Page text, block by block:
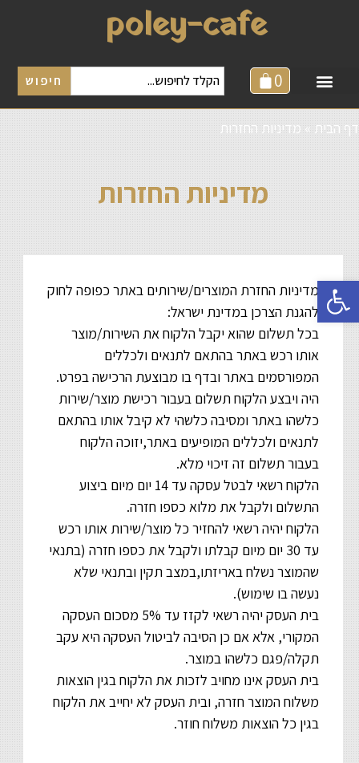
פתח סרגל נגישות
poley-cafe
0 חיפוש
דף הבית » מדיניות החזרות
מדיניות החזרות
מדיניות החזרת המוצרים/שירותים באתר כפופה לחוק
להגנת הצרכן במדינת ישראל:
בכל תשלום שהוא יקבל הלקוח את השירות/מוצר
אותו רכש באתר בהתאם לתנאים ולכללים
המפורסמים באתר ובדף בו מבוצעת הרכישה בפרט.
היה ויבצע הלקוח תשלום בעבור רכישת מוצר/שירות
כלשהו באתר ומסיבה כלשהי לא קיבל אותו בהתאם
לתנאים ולכללים המופיעים באתר,יזוכה הלקוח
בעבור תשלום זה זיכוי מלא.
הלקוח רשאי לבטל עסקה עד 14 יום מיום ביצוע
התשלום ולקבל את מלוא כספו חזרה.
הלקוח יהיה רשאי להחזיר כל מוצר/שירות אותו רכש
עד 30 יום מיום קבלתו ולקבל את כספו חזרה (בתנאי
שהמוצר נשלח באריזתו,במצב תקין ובתנאי שלא
נעשה בו שימוש).
בית העסק יהיה רשאי לקזז עד 5% מסכום העסקה
המקורי, אלא אם כן הסיבה לביטול העסקה היא עקב
תקלה/פגם כלשהו במוצר.
בית העסק אינו מחויב לזכות את הלקוח בגין הוצאות
משלוח המוצר חזרה, ובית העסק לא יחייב את הלקוח
בגין כל הוצאות משלוח חוזר.